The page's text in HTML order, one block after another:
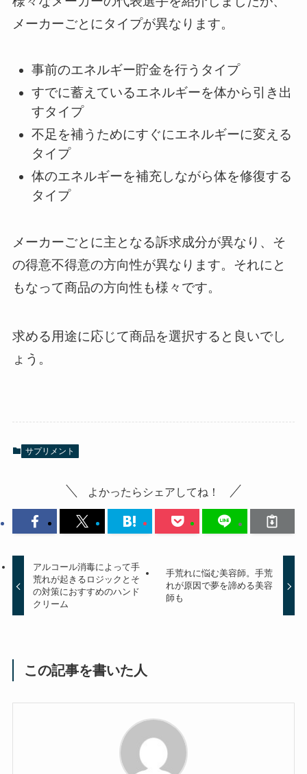
メーカーごとにタイプが異なります。
事前のエネルギー貯金を行うタイプ
すでに蓄えているエネルギーを体から引き出
すタイプ
不足を補うためにすぐにエネルギーに変える
タイプ
体のエネルギーを補充しながら体を修復する
タイプ
メーカーごとに主となる訴求成分が異なり、そ
の得意不得意の方向性が異なります。それにと
もなって商品の方向性も様々です。
求める用途に応じて商品を選択すると良いでし
ょう。
サプリメント
よかったらシェアしてね！
アルコール消毒によって手
荒れが起きるロジックとそ
の対策におすすめのハンド
クリーム
手荒れに悩む美容師。手荒
れが原因で夢を諦める美容
師も
この記事を書いた人